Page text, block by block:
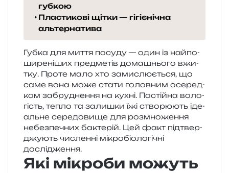
губкою
Пластикові щітки — гігієнічна
альтернатива
Губка для миття посу­ду — один із най­по­
ши­ре­ні­ших пре­дме­тів дома­шньо­го вжи­
тку. Проте мало хто зами­слю­є­ться, що
саме вона може стати голов­ним осе­ред­
ком забру­дне­н­ня на кухні. Постійна воло­
гість, тепло та зали­шки їжі ство­рю­ють іде­
аль­не сере­до­ви­ще для роз­мно­же­н­ня
небез­пе­чних бакте­рій. Цей факт під­твер­
джу­ють числен­ні мікро­біо­ло­гі­чні
дослідження.
Які мікроби можуть